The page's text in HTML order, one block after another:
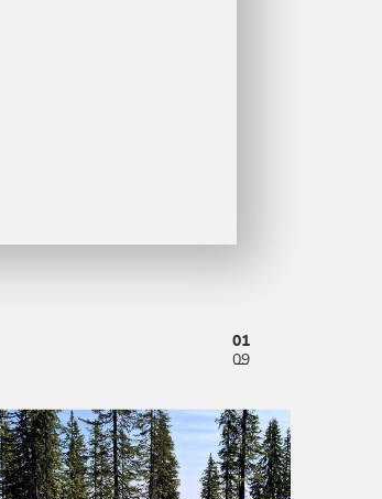
01
09